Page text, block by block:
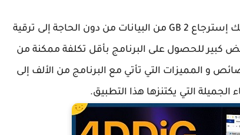
مجانا الأن حيث أنه يمكنك إسترجاع 2 GB من البيانات من دون الحاجة إلى ترقية
كبير للحصول على البرنامج بأقل تكلفة ممكنة من
و المميزات التي تأتي مع البرنامج من الألف إلى
التي يكتنزها هذا التطبيق.